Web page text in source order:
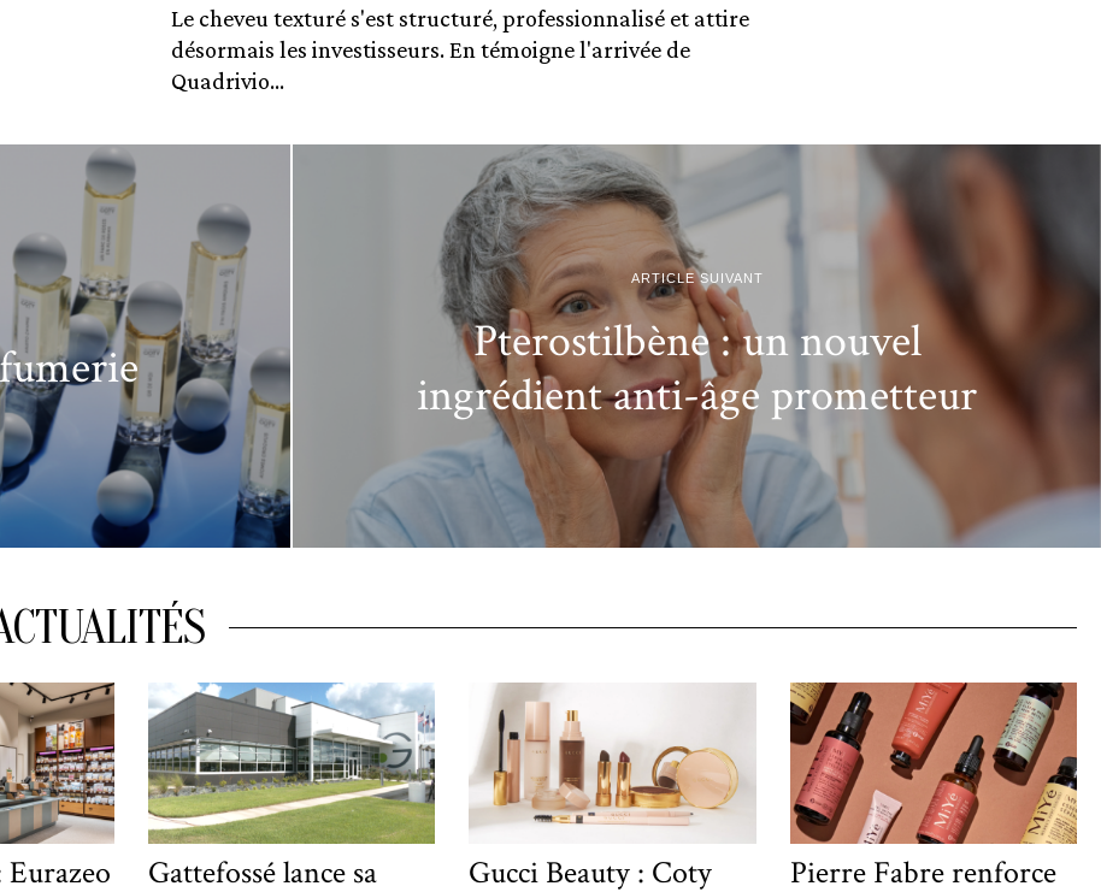
Le cheveu texturé s'est structuré, professionnalisé et attire
désormais les investisseurs. En témoigne l'arrivée de
Quadrivio...
ARTICLE SUIVANT
Pterostilbène : un nouvel
ingrédient anti-âge prometteur
Gattefossé lance sa
Gucci Beauty : Coty
Pierre Fabre renforce